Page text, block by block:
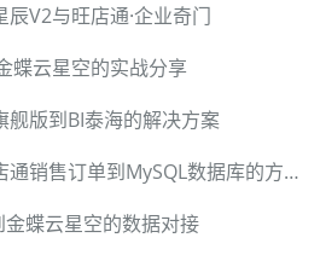
V2与旺店通·企业奇门
蝶云星空的实战分享
舰版到BI泰海的解决方案
利用轻易云平台集成旺店通销售订单到MySQL数据库的方案
蝶云星空的数据对接